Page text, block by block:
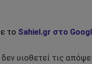
το Sahiel.gr στο
δεν υιοθετεί τις